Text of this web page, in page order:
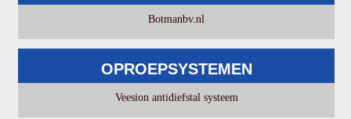
Botmanbv.nl
OPROEPSYSTEMEN
Veesion antidiefstal systeem